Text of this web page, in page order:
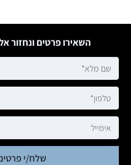
השאירו פרטים ונחזור
שלח/י